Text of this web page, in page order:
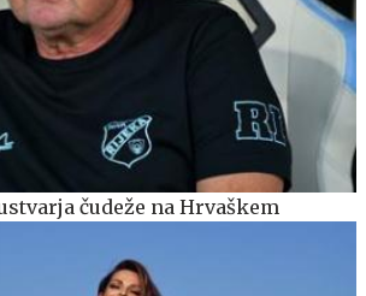
čudeže na Hrvaškem